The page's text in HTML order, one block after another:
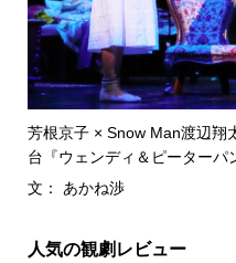
芳根京子 × Snow Man渡辺翔
台『ウェンディ＆ピーターパ
文： あかね渉
人気の観劇レビュー